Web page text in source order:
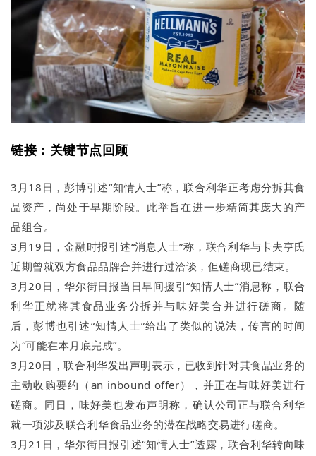
链接：关键节点回顾
3月18日，彭博引述“知情人士”称，联合利华正考虑分拆其食
品资产，尚处于早期阶段。此举旨在进一步精简其庞大的产
品组合。
3月19日，金融时报引述“消息人士”称，联合利华与卡夫亨氏
近期曾就双方食品品牌合并进行过洽谈，但磋商现已结束。
3月20日，华尔街日报当日早间援引“知情人士”消息称，联合
利华正就将其食品业务分拆并与味好美合并进行磋商。随
后，彭博也引述“知情人士”给出了类似的说法，传言的时间
为“可能在本月底完成”。
3月20日，联合利华发出声明表示，已收到针对其食品业务的
主动收购要约（an inbound offer），并正在与味好美进行
磋商。同日，味好美也发布声明称，确认公司正与联合利华
就一项涉及联合利华食品业务的潜在战略交易进行磋商。
3月21日，华尔街日报引述“知情人士”透露，联合利华转向味